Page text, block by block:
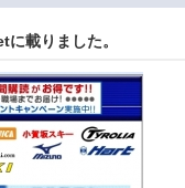
載りました。